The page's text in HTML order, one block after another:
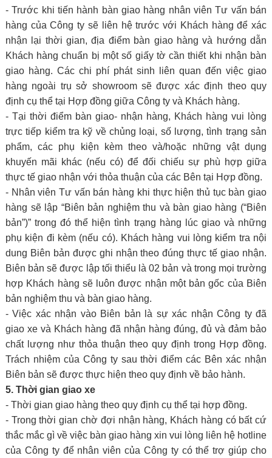
- Trước khi tiến hành bàn giao hàng nhân viên Tư vấn bán
hàng của Công ty sẽ liên hệ trước với Khách hàng để xác
nhận lại thời gian, địa điểm bàn giao hàng và hướng dẫn
Khách hàng chuẩn bị một số giấy tờ cần thiết khi nhận bàn
giao hàng. Các chi phí phát sinh liên quan đến việc giao
hàng ngoài trụ sở showroom sẽ được xác định theo quy
định cụ thể tại Hợp đồng giữa Công ty và Khách hàng.
- Tại thời điểm bàn giao- nhận hàng, Khách hàng vui lòng
trực tiếp kiểm tra kỹ về chủng loại, số lượng, tình trạng sản
phẩm, các phụ kiện kèm theo và/hoặc những vật dụng
khuyến mãi khác (nếu có) để đối chiếu sự phù hợp giữa
thực tế giao nhận với thỏa thuận của các Bên tại Hợp đồng.
- Nhân viên Tư vấn bán hàng khi thực hiện thủ tục bàn giao
hàng sẽ lập “Biên bản nghiệm thu và bàn giao hàng (“Biên
bản”)” trong đó thể hiện tình trạng hàng lúc giao và những
phụ kiện đi kèm (nếu có). Khách hàng vui lòng kiểm tra nội
dung Biên bản được ghi nhận theo đúng thực tế giao nhận.
Biên bản sẽ được lập tối thiểu là 02 bản và trong mọi trường
hợp Khách hàng sẽ luôn được nhận một bản gốc của Biên
bản nghiệm thu và bàn giao hàng.
- Việc xác nhận vào Biên bản là sự xác nhận Công ty đã
giao xe và Khách hàng đã nhận hàng đúng, đủ và đảm bảo
chất lượng như thỏa thuận theo quy định trong Hợp đồng.
Trách nhiệm của Công ty sau thời điểm các Bên xác nhận
Biên bản sẽ được thực hiện theo quy định về bảo hành.
5. Thời gian giao xe
- Thời gian giao hàng theo quy định cụ thể tại hợp đồng.
- Trong thời gian chờ đợi nhận hàng, Khách hàng có bất cứ
thắc mắc gì về việc bàn giao hàng xin vui lòng liên hệ hotline
của Công ty để nhân viên của Công ty có thể trợ giúp cho